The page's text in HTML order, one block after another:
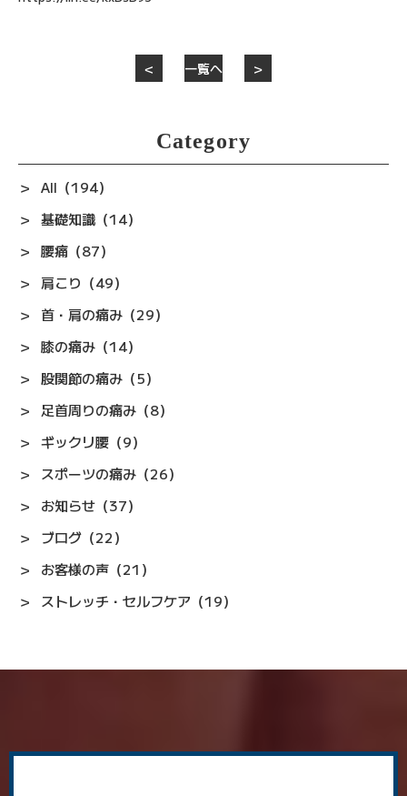
＜ 一覧へ ＞
Category
All（194）
基礎知識（14）
腰痛（87）
肩こり（49）
首・肩の痛み（29）
膝の痛み（14）
股関節の痛み（5）
足首周りの痛み（8）
ギックリ腰（9）
スポーツの痛み（26）
お知らせ（37）
ブログ（22）
お客様の声（21）
ストレッチ・セルフケア（19）